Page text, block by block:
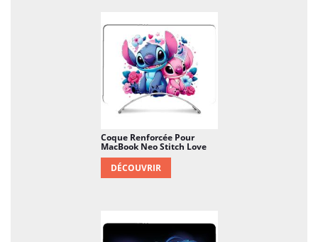
Coque Renforcée Pour
MacBook Neo Stitch Love
DÉCOUVRIR